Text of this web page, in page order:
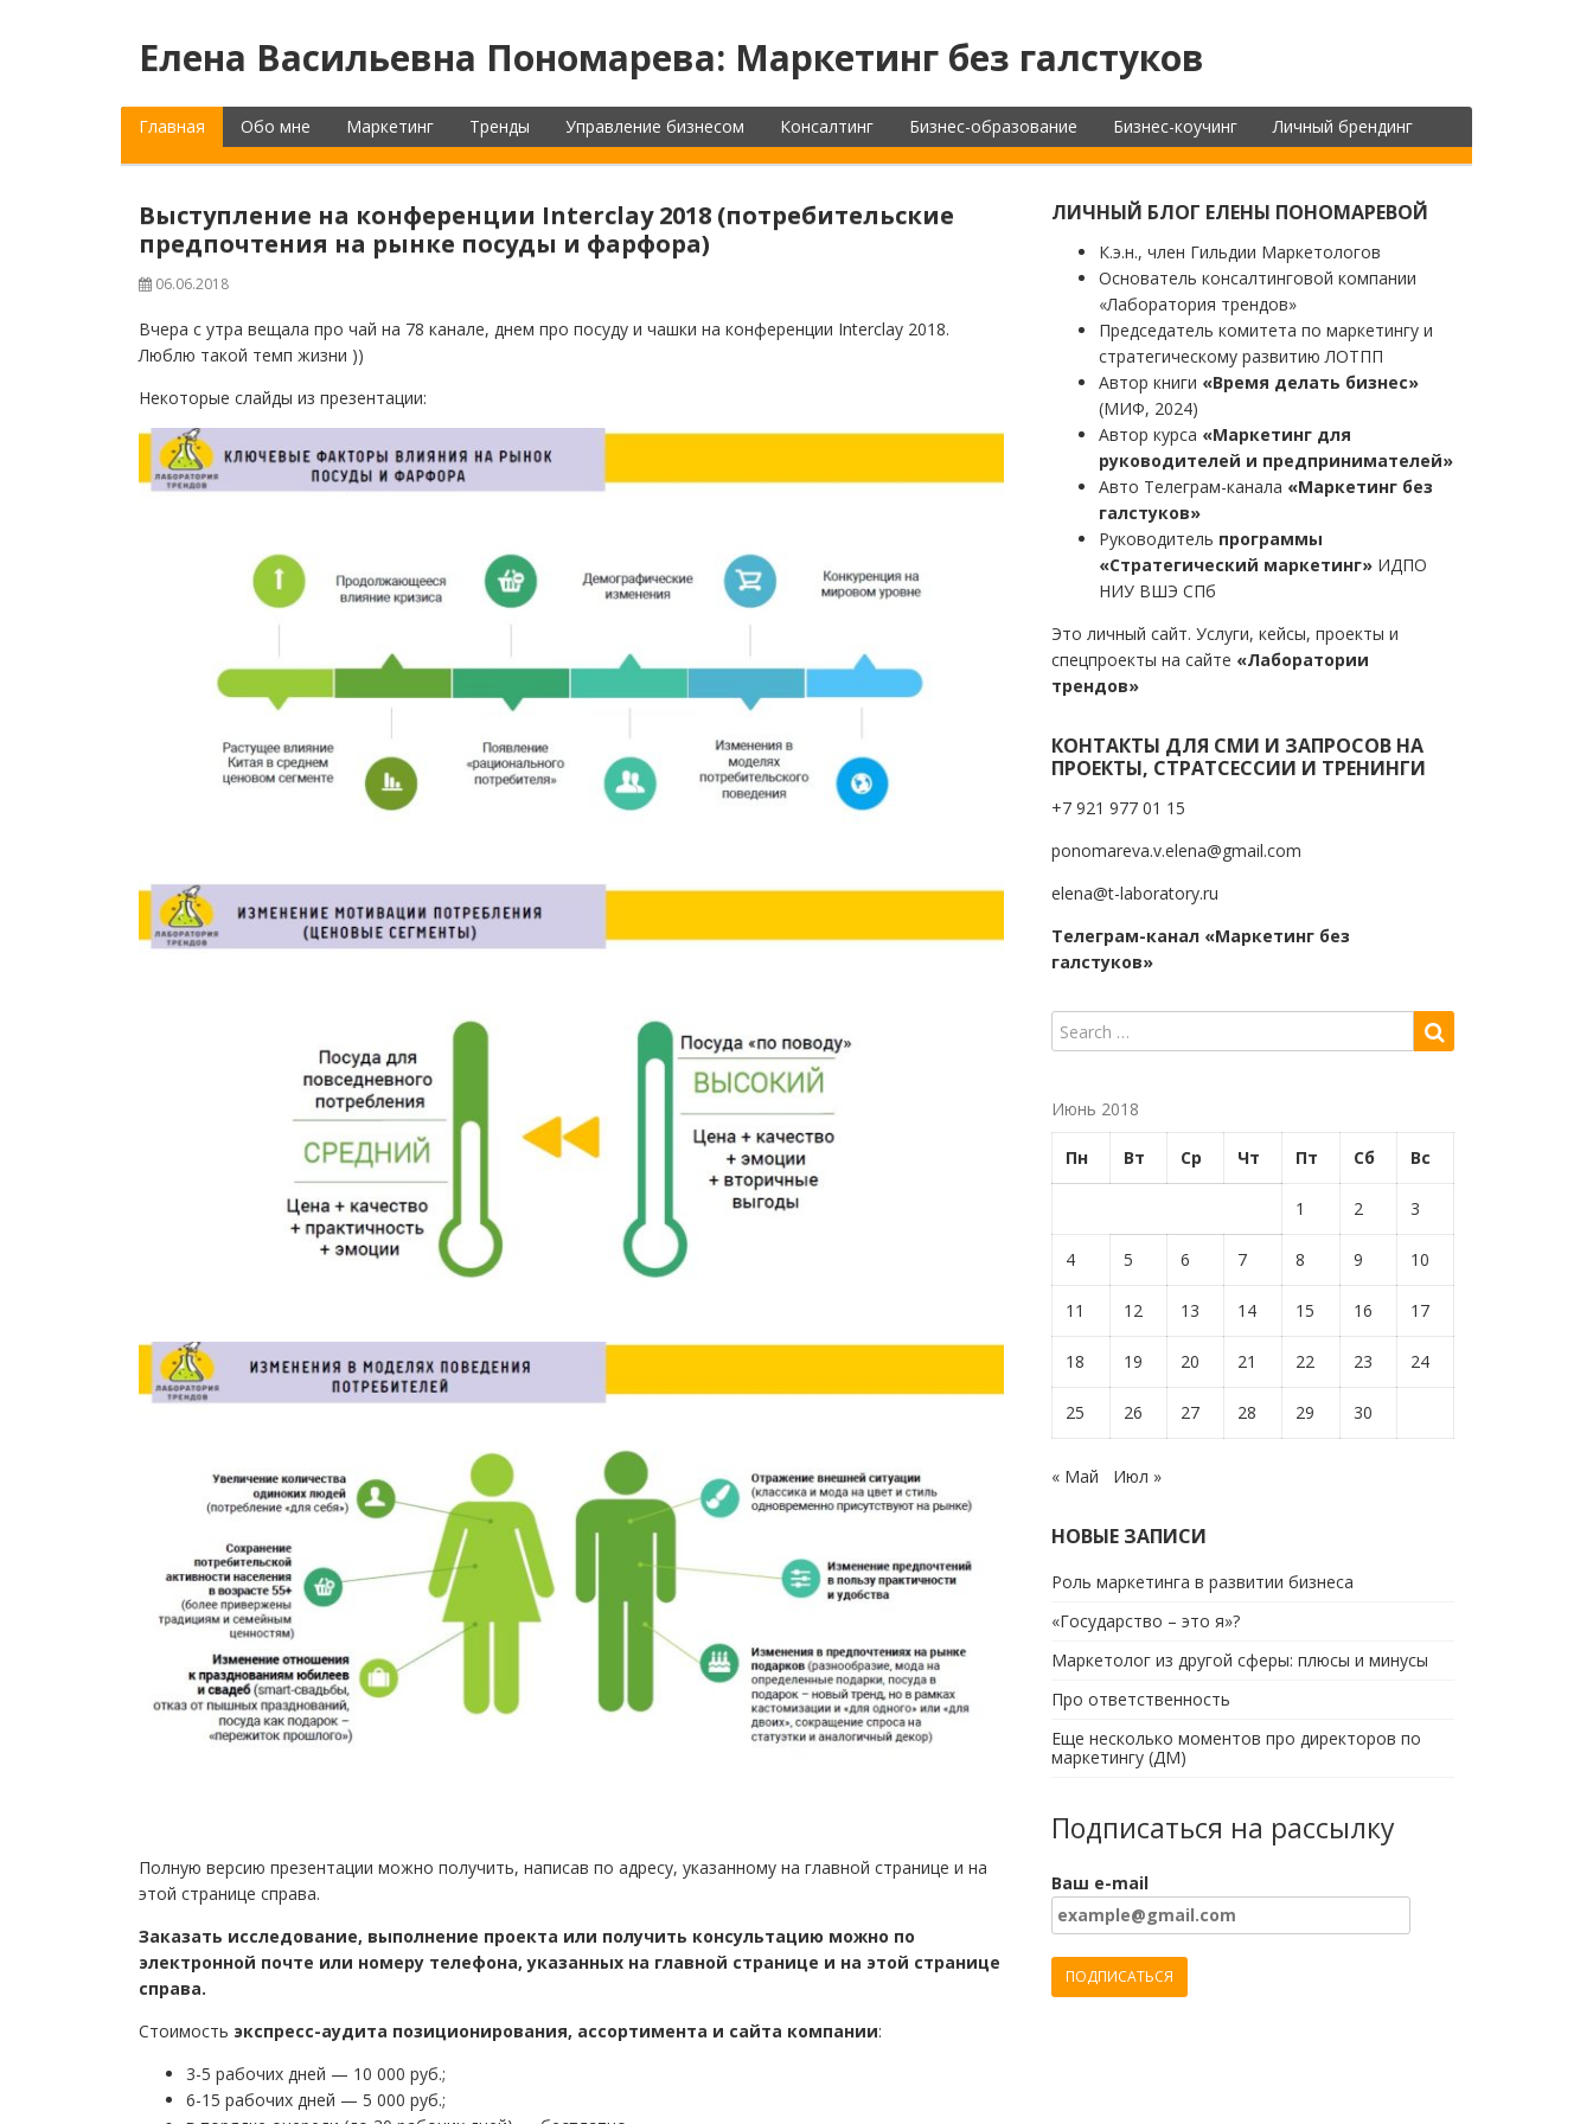
Елена Васильевна Пономарева: Маркетинг без галстуков
Главная Обо мне Маркетинг Тренды Управление бизнесом Консалтинг Бизнес-образование Бизнес-коучинг Личный брендинг
Выступление на конференции Interclay 2018 (потребительские
предпочтения на рынке посуды и фарфора)
06.06.2018
Вчера с утра вещала про чай на 78 канале, днем про посуду и чашки на конференции Interclay 2018.
Люблю такой темп жизни ))
Некоторые слайды из презентации:
Полную версию презентации можно получить, написав по адресу, указанному на главной странице и на
этой странице справа.
Заказать исследование, выполнение проекта или получить консультацию можно по
электронной почте или номеру телефона, указанных на главной странице и на этой странице
справа.
Стоимость экспресс-аудита позиционирования, ассортимента и сайта компании:
3-5 рабочих дней — 10 000 руб.;
6-15 рабочих дней — 5 000 руб.;
ЛИЧНЫЙ БЛОГ ЕЛЕНЫ ПОНОМАРЕВОЙ
К.э.н., член Гильдии Маркетологов
Основатель консалтинговой компании
«Лаборатория трендов»
Председатель комитета по маркетингу и
стратегическому развитию ЛОТПП
Автор книги «Время делать бизнес»
(МИФ, 2024)
Автор курса «Маркетинг для
руководителей и предпринимателей»
Авто Телеграм-канала «Маркетинг без
галстуков»
Руководитель программы
«Стратегический маркетинг» ИДПО
НИУ ВШЭ СПб
Это личный сайт. Услуги, кейсы, проекты и
спецпроекты на сайте «Лаборатории
трендов»
КОНТАКТЫ ДЛЯ СМИ И ЗАПРОСОВ НА
ПРОЕКТЫ, СТРАТСЕССИИ И ТРЕНИНГИ
+7 921 977 01 15
ponomareva.v.elena@gmail.com
elena@t-laboratory.ru
Телеграм-канал «Маркетинг без
галстуков»
Июнь 2018
Пн Вт Ср Чт Пт Сб Вс
1 2 3
4 5 6 7 8 9 10
11 12 13 14 15 16 17
18 19 20 21 22 23 24
25 26 27 28 29 30
« Май Июл »
НОВЫЕ ЗАПИСИ
Роль маркетинга в развитии бизнеса
«Государство – это я»?
Маркетолог из другой сферы: плюсы и минусы
Про ответственность
Еще несколько моментов про директоров по
маркетингу (ДМ)
Подписаться на рассылку
Ваш e-mail